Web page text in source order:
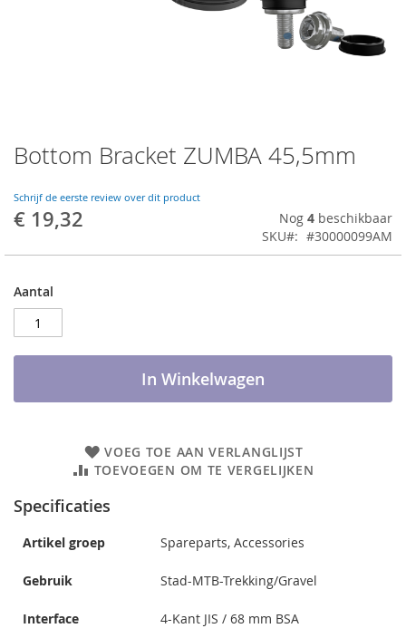
Bottom Bracket ZUMBA 45,5mm
Schrijf de eerste review over dit product
€ 19,32 Nog 4 beschikbaar
SKU
#30000099AM
Aantal
In Winkelwagen
VOEG TOE AAN VERLANGLIJST
TOEVOEGEN OM TE VERGELIJKEN
Specificaties
Artikel groep Spareparts, Accessories
Gebruik Stad-MTB-Trekking/Gravel
Interface 4-Kant JIS / 68 mm BSA
Ga
naar
begin
van
afbeeldingen-